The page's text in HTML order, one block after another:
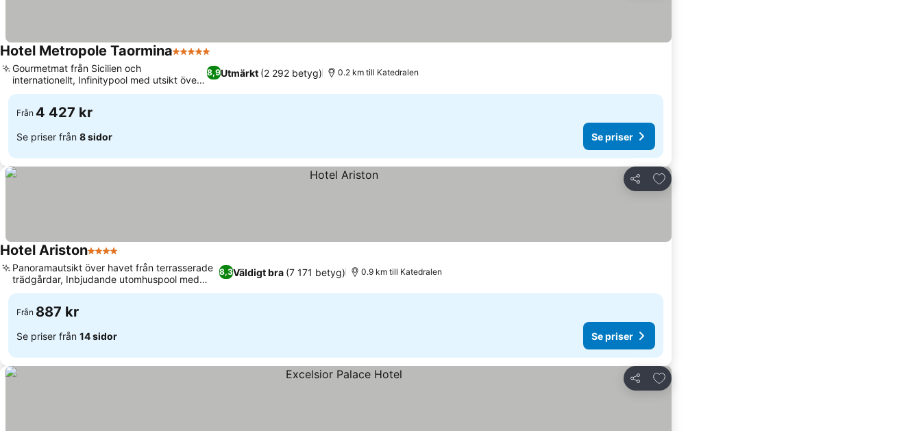
Hotel Metropole Taormina5 Stjärnor
8,9Utmärkt (2 292 betyg)
Gourmetmat från Sicilien och
internationellt, Infinitypool med utsikt över
Joniska havet
0.2 km till Katedralen
Från 4 427 kr
Se priser från 8 sidor Se priser
Dela
Lägg till i Mina Favoriter
Hotel Ariston4 Stjärnor
8,3Väldigt bra (7 171 betyg)
Panoramautsikt över havet från terrasserade
trädgårdar, Inbjudande utomhuspool med
havsutsikt
0.9 km till Katedralen
Från 887 kr
Se priser från 14 sidor Se priser
Dela
Lägg till i Mina Favoriter